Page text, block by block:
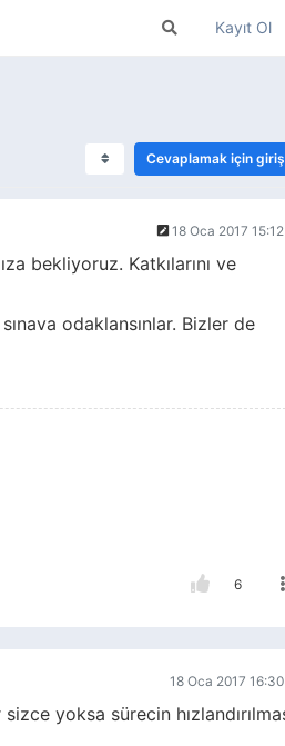
Kayıt Ol
Cevaplamak için giriş
18 Oca 2017 15:12
bekliyoruz. Katkılarını ve
odaklansınlar. Bizler de
6
18 Oca 2017 16:30
yoksa sürecin